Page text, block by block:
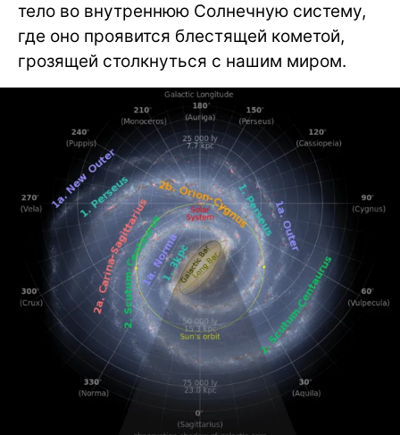
тело во внутреннюю Солнечную систему,
где оно проявится блестящей кометой,
грозящей столкнуться с нашим миром.